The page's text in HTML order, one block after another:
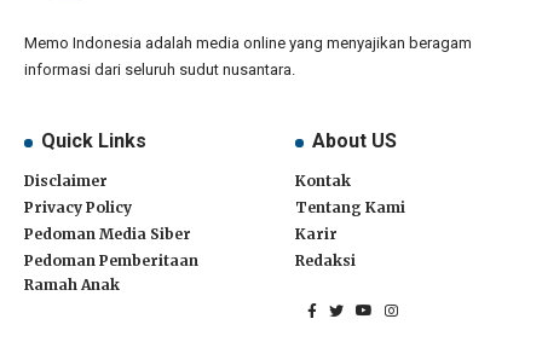
Memo Indonesia adalah media online yang menyajikan beragam
informasi dari seluruh sudut nusantara.
Quick Links
Disclaimer
Privacy Policy
Pedoman Media Siber
Pedoman Pemberitaan
Ramah Anak
About US
Kontak
Tentang Kami
Karir
Redaksi